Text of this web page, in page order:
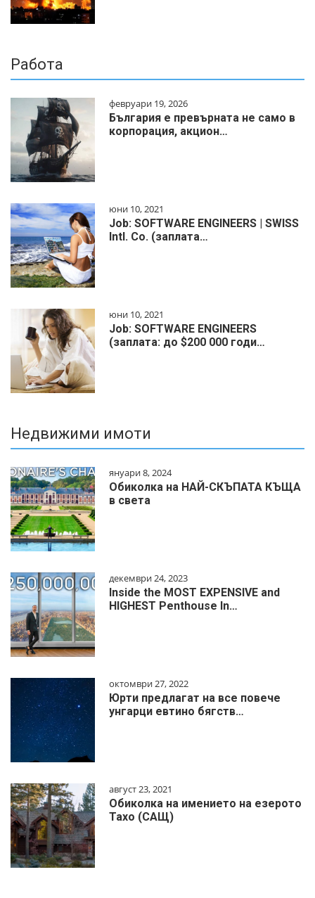
Работа
февруари 19, 2026
България е превърната не само в
корпорация, акцион…
юни 10, 2021
Job: SOFTWARE ENGINEERS | SWISS
Intl. Co. (заплата…
юни 10, 2021
Job: SOFTWARE ENGINEERS
(заплата: до $200 000 годи…
Недвижими имоти
януари 8, 2024
Обиколка на НАЙ-СКЪПАТА КЪЩА
в света
декември 24, 2023
Inside the MOST EXPENSIVE and
HIGHEST Penthouse In…
октомври 27, 2022
Юрти предлагат на все повече
унгарци евтино бягств…
август 23, 2021
Обиколка на имението на езерото
Тахо (САЩ)